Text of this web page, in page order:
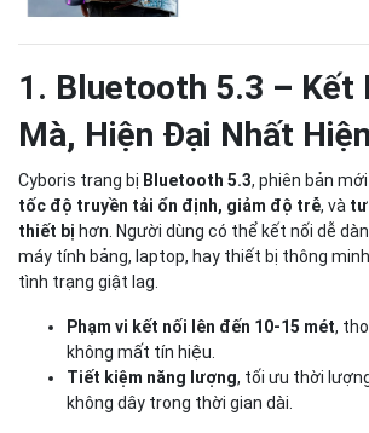
1. Bluetooth 5.3 – Kết
Mà, Hiện Đại Nhất
Cyboris trang bị Bluetooth 5.3, phiên bản
tốc độ truyền tải ổn định, giảm độ trễ, và
thiết bị hơn. Người dùng có thể kết nối dễ
máy tính bảng, laptop, hay thiết bị thông
tình trạng giật lag.
Phạm vi kết nối lên đến 10-15 mét,
không mất tín hiệu.
Tiết kiệm năng lượng, tối ưu thời
không dây trong thời gian dài.